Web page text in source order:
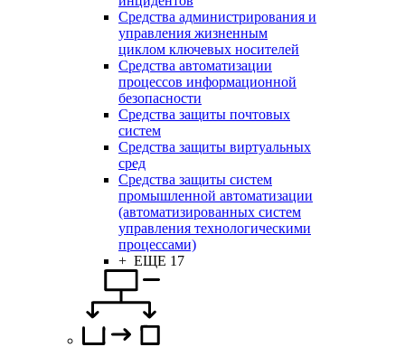
Средства администрирования и
управления жизненным
циклом ключевых носителей
Средства автоматизации
процессов информационной
безопасности
Средства защиты почтовых
систем
Средства защиты виртуальных
сред
Средства защиты систем
промышленной автоматизации
(автоматизированных систем
управления технологическими
процессами)
+ ЕЩЕ 17